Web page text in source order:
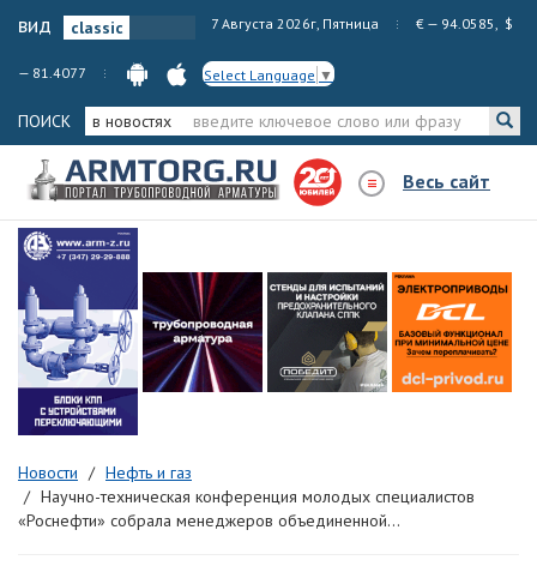
вид 7 Августа 2026г, Пятница € — 94.0585, $
— 81.4077 Select Language ▼
ПОИСК в новостях
Весь сайт
Новости
Нефть и газ
Научно-техническая конференция молодых специалистов
«Роснефти» собрала менеджеров объединенной...